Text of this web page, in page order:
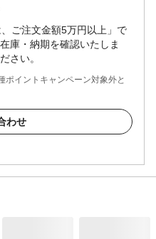
ご注文金額5万円以上」で
庫・納期を確認いたしま
さい。
イントキャンペーン対象外と
わせ